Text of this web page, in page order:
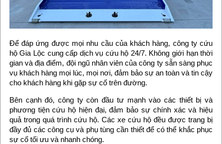
Để đáp ứng được mọi nhu cầu của khách hàng, công ty cứu
hộ Gia Lộc cung cấp dịch vụ cứu hộ 24/7. Không giới hạn thời
gian và địa điểm, đội ngũ nhân viên của công ty sẵn sàng phục
vụ khách hàng mọi lúc, mọi nơi, đảm bảo sự an toàn và tin cậy
cho khách hàng khi gặp sự cố trên đường.
Bên cạnh đó, công ty còn đầu tư mạnh vào các thiết bị và
phương tiện cứu hộ hiện đại, đảm bảo sự chính xác và hiệu
quả trong quá trình cứu hộ. Các xe cứu hộ đều được trang bị
đầy đủ các công cụ và phụ tùng cần thiết để có thể khắc phục
sự cố tối ưu và nhanh chóng.